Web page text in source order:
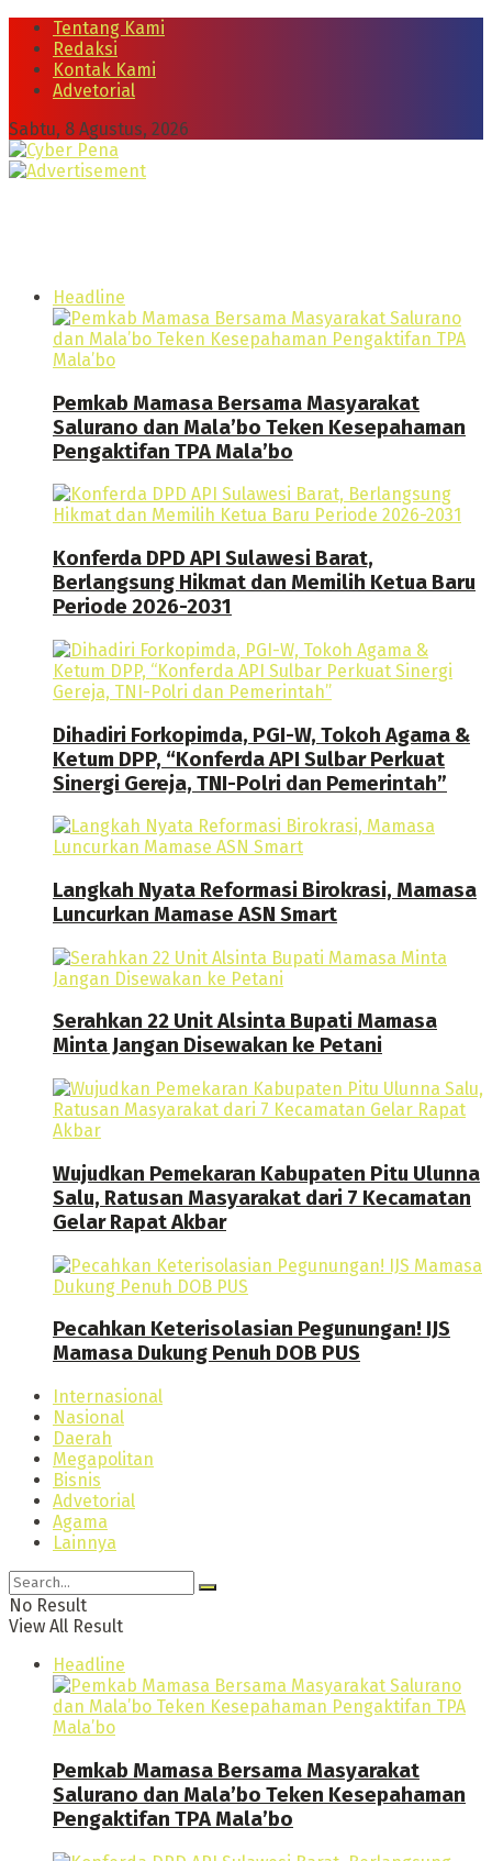
Tentang Kami
Redaksi
Kontak Kami
Advetorial
Sabtu, 8 Agustus, 2026
Headline
Pemkab Mamasa Bersama Masyarakat
Salurano dan Mala’bo Teken Kesepahaman
Pengaktifan TPA Mala’bo
Konferda DPD API Sulawesi Barat,
Berlangsung Hikmat dan Memilih Ketua Baru
Periode 2026-2031
Dihadiri Forkopimda, PGI-W, Tokoh Agama &
Ketum DPP, “Konferda API Sulbar Perkuat
Sinergi Gereja, TNI-Polri dan Pemerintah”
Langkah Nyata Reformasi Birokrasi, Mamasa
Luncurkan Mamase ASN Smart
Serahkan 22 Unit Alsinta Bupati Mamasa
Minta Jangan Disewakan ke Petani
Wujudkan Pemekaran Kabupaten Pitu Ulunna
Salu, Ratusan Masyarakat dari 7 Kecamatan
Gelar Rapat Akbar
Pecahkan Keterisolasian Pegunungan! IJS
Mamasa Dukung Penuh DOB PUS
Internasional
Nasional
Daerah
Megapolitan
Bisnis
Advetorial
Agama
Lainnya
No Result
View All Result
Headline
Pemkab Mamasa Bersama Masyarakat
Salurano dan Mala’bo Teken Kesepahaman
Pengaktifan TPA Mala’bo